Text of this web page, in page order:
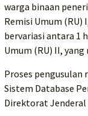
warga binaan
Remisi Umum (RU)
bervariasi antara 1
Umum (RU) II,
Proses pengusulan
Sistem Database
Direktorat Jenderal